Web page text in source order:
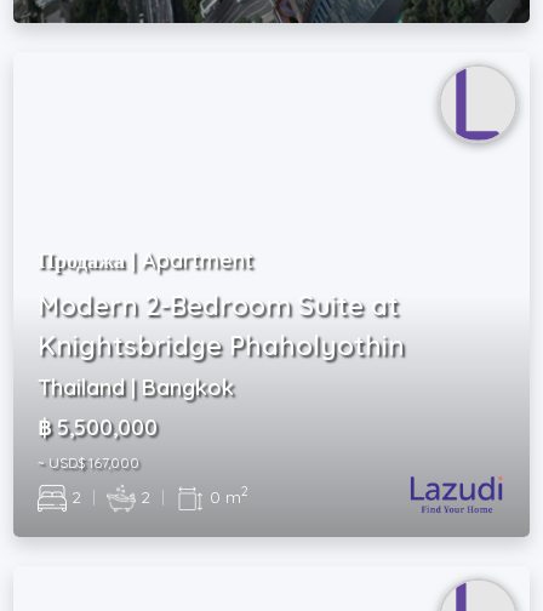
Продажа | Apartment
Modern 2-Bedroom Suite at
Knightsbridge Phaholyothin
Thailand | Bangkok
฿ 5,500,000
~ USD$ 167,000
2 | 2 | 0 m2